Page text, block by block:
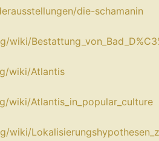
die-schamanin
wiki/
wiki/Atlantis
wiki/Atlantis_in_popular_culture
wiki/